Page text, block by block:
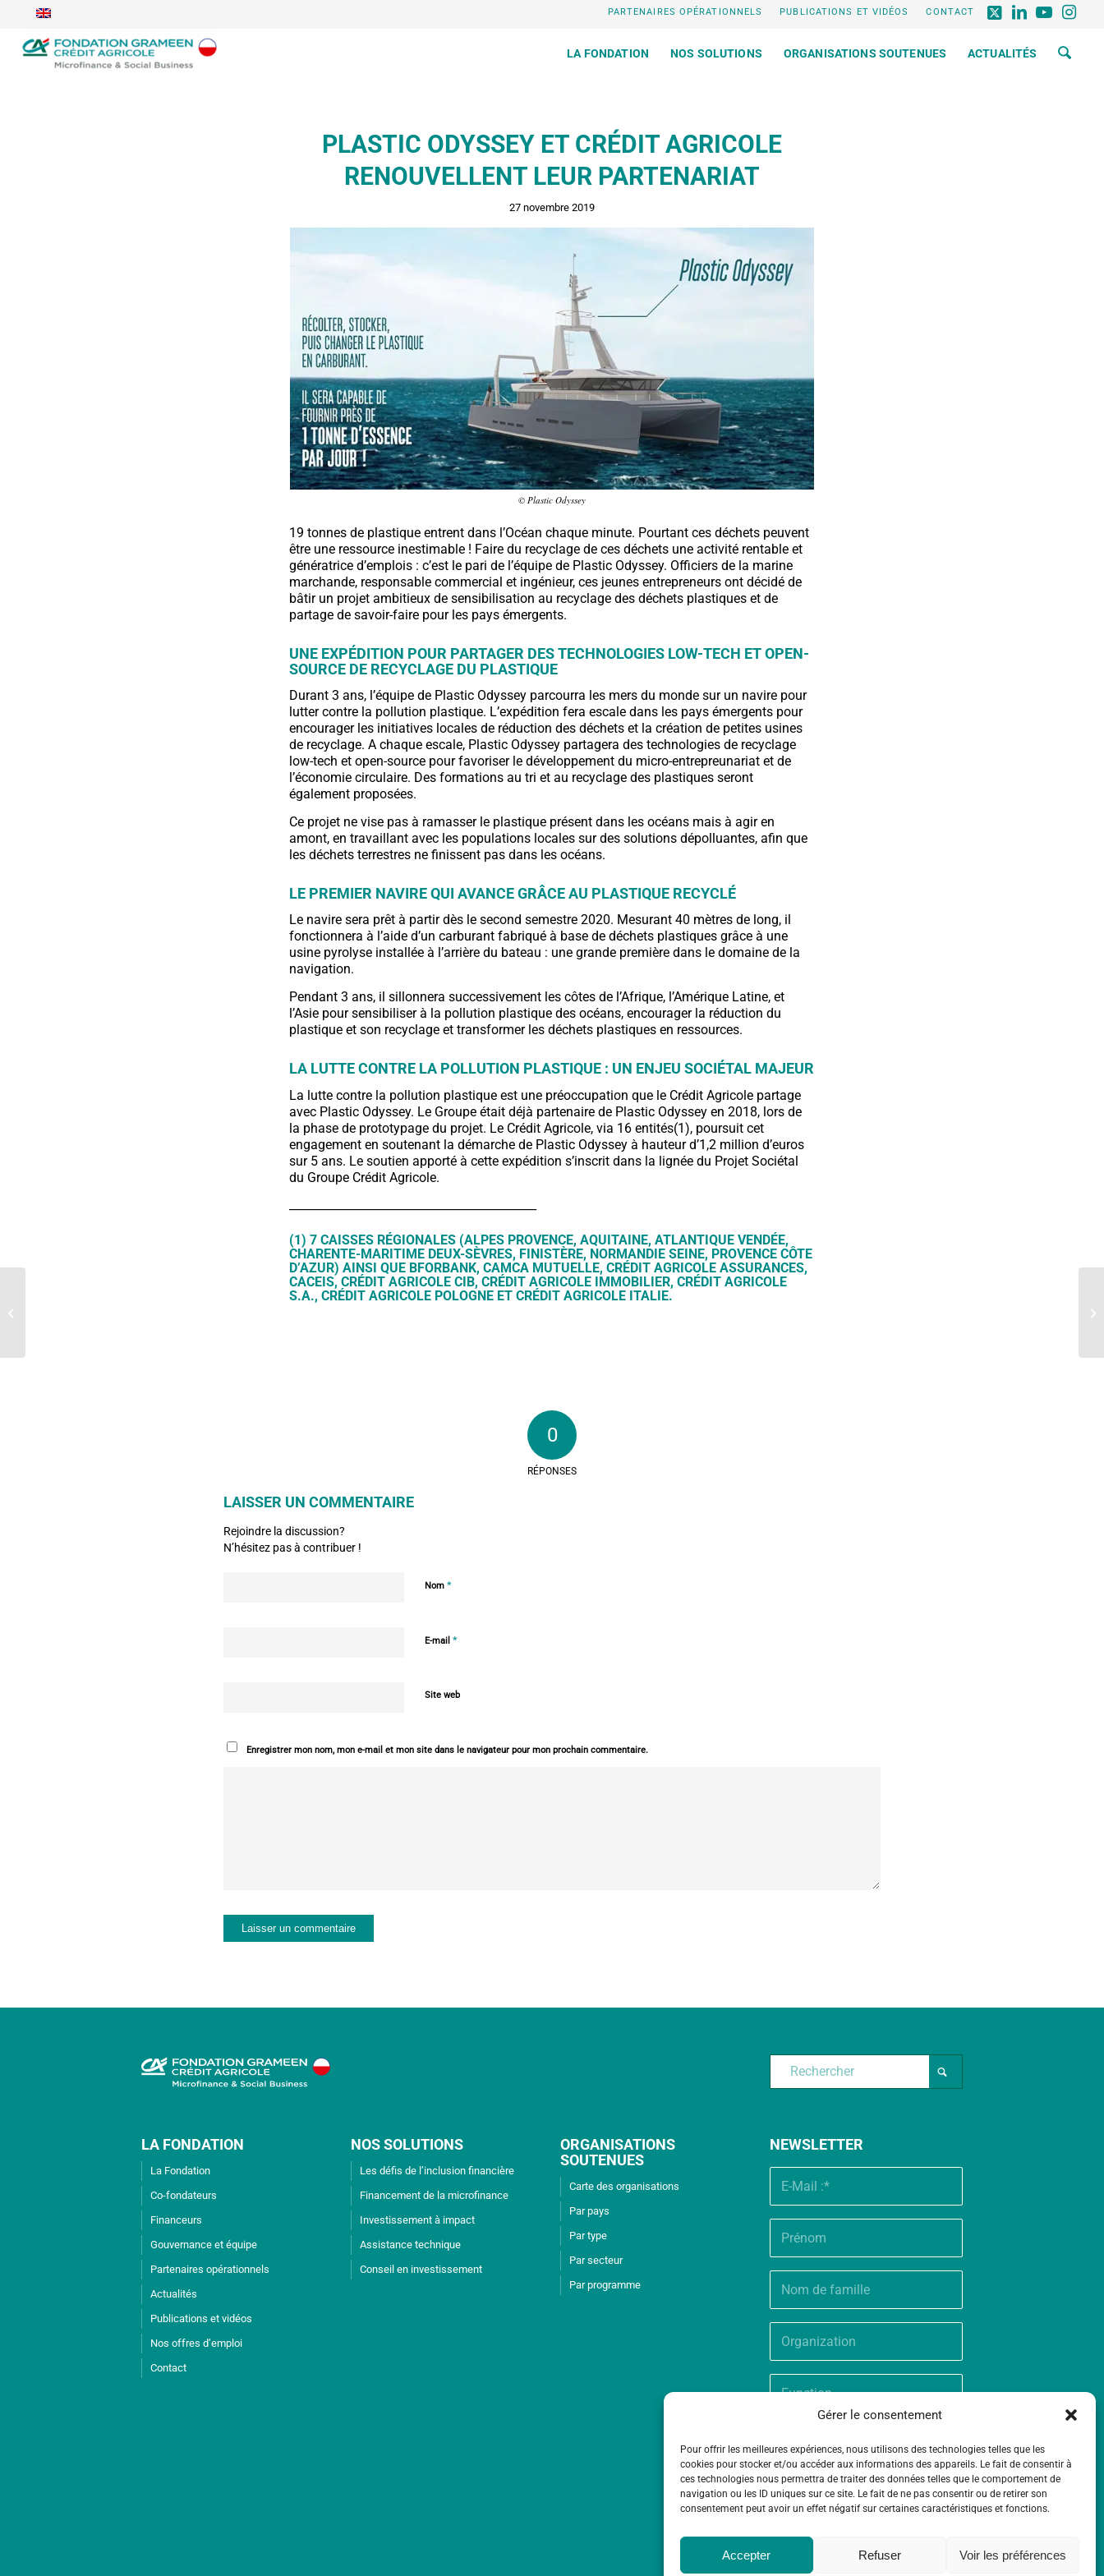
Gérer le consentement
Pour offrir les meilleures expériences, nous utilisons des technologies telles que les
cookies pour stocker et/ou accéder aux informations des appareils. Le fait de consentir à
ces technologies nous permettra de traiter des données telles que le comportement de
navigation ou les ID uniques sur ce site. Le fait de ne pas consentir ou de retirer son
consentement peut avoir un effet négatif sur certaines caractéristiques et fonctions.
Accepter Refuser Voir les préférences
PARTENAIRES OPÉRATIONNELS PUBLICATIONS ET VIDÉOS CONTACT
LA FONDATION NOS SOLUTIONS ORGANISATIONS SOUTENUES ACTUALITÉS
PLASTIC ODYSSEY ET CRÉDIT AGRICOLE
RENOUVELLENT LEUR PARTENARIAT
27 novembre 2019
© Plastic Odyssey
19 tonnes de plastique entrent dans l’Océan chaque minute. Pourtant ces déchets peuvent
être une ressource inestimable ! Faire du recyclage de ces déchets une activité rentable et
génératrice d’emplois : c’est le pari de l’équipe de Plastic Odyssey. Officiers de la marine
marchande, responsable commercial et ingénieur, ces jeunes entrepreneurs ont décidé de
bâtir un projet ambitieux de sensibilisation au recyclage des déchets plastiques et de
partage de savoir-faire pour les pays émergents.
UNE EXPÉDITION POUR PARTAGER DES TECHNOLOGIES LOW-TECH ET OPEN-
SOURCE DE RECYCLAGE DU PLASTIQUE
Durant 3 ans, l’équipe de Plastic Odyssey parcourra les mers du monde sur un navire pour
lutter contre la pollution plastique. L’expédition fera escale dans les pays émergents pour
encourager les initiatives locales de réduction des déchets et la création de petites usines
de recyclage. A chaque escale, Plastic Odyssey partagera des technologies de recyclage
low-tech et open-source pour favoriser le développement du micro-entrepreunariat et de
l’économie circulaire. Des formations au tri et au recyclage des plastiques seront
également proposées.
Ce projet ne vise pas à ramasser le plastique présent dans les océans mais à agir en
amont, en travaillant avec les populations locales sur des solutions dépolluantes, afin que
les déchets terrestres ne finissent pas dans les océans.
LE PREMIER NAVIRE QUI AVANCE GRÂCE AU PLASTIQUE RECYCLÉ
Le navire sera prêt à partir dès le second semestre 2020. Mesurant 40 mètres de long, il
fonctionnera à l’aide d’un carburant fabriqué à base de déchets plastiques grâce à une
usine pyrolyse installée à l’arrière du bateau : une grande première dans le domaine de la
navigation.
Pendant 3 ans, il sillonnera successivement les côtes de l’Afrique, l’Amérique Latine, et
l’Asie pour sensibiliser à la pollution plastique des océans, encourager la réduction du
plastique et son recyclage et transformer les déchets plastiques en ressources.
LA LUTTE CONTRE LA POLLUTION PLASTIQUE : UN ENJEU SOCIÉTAL MAJEUR
La lutte contre la pollution plastique est une préoccupation que le Crédit Agricole partage
avec Plastic Odyssey. Le Groupe était déjà partenaire de Plastic Odyssey en 2018, lors de
la phase de prototypage du projet. Le Crédit Agricole, via 16 entités(1), poursuit cet
engagement en soutenant la démarche de Plastic Odyssey à hauteur d’1,2 million d’euros
sur 5 ans. Le soutien apporté à cette expédition s’inscrit dans la lignée du Projet Sociétal
du Groupe Crédit Agricole.
(1) 7 CAISSES RÉGIONALES (ALPES PROVENCE, AQUITAINE, ATLANTIQUE VENDÉE,
CHARENTE-MARITIME DEUX-SÈVRES, FINISTÈRE, NORMANDIE SEINE, PROVENCE CÔTE
D’AZUR) AINSI QUE BFORBANK, CAMCA MUTUELLE, CRÉDIT AGRICOLE ASSURANCES,
CACEIS, CRÉDIT AGRICOLE CIB, CRÉDIT AGRICOLE IMMOBILIER, CRÉDIT AGRICOLE
S.A., CRÉDIT AGRICOLE POLOGNE ET CRÉDIT AGRICOLE ITALIE.
0
RÉPONSES
LAISSER UN COMMENTAIRE
Rejoindre la discussion?
N’hésitez pas à contribuer !
Nom *
E-mail *
Site web
Enregistrer mon nom, mon e-mail et mon site dans le navigateur pour mon prochain commentaire.
LA FONDATION
La Fondation
Co-fondateurs
Financeurs
Gouvernance et équipe
Partenaires opérationnels
Actualités
Publications et vidéos
Nos offres d’emploi
Contact
NOS SOLUTIONS
Les défis de l’inclusion financière
Financement de la microfinance
Investissement à impact
Assistance technique
Conseil en investissement
ORGANISATIONS
SOUTENUES
Carte des organisations
Par pays
Par type
Par secteur
Par programme
NEWSLETTER